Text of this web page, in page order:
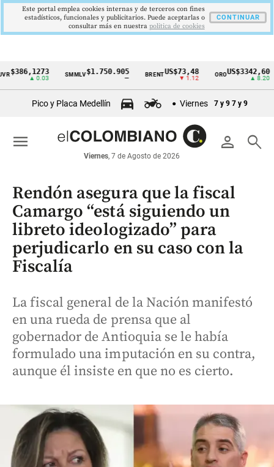
Cintillo
económicos
Colombia
▲ 0.03
SMMLV $1.750.905 BRENT US$73,48
▼ 1.12
ORO US$3342,60
▲ 8.20
Pico y Placa Medellín Viernes 7 y 9 7 y 9
person search
Viernes, 7 de Agosto de 2026
menu
Rendón asegura que la fiscal
Camargo “está siguiendo un
libreto ideologizado” para
perjudicarlo en su caso con la
Fiscalía
La fiscal general de la Nación manifestó
en una rueda de prensa que al
gobernador de Antioquia se le había
formulado una imputación en su contra,
aunque él insiste en que no es cierto.
Este portal emplea cookies internas y de terceros con fines
estadísticos, funcionales y publicitarios. Puede aceptarlas o
consultar más en nuestra politica de cookies
CONTINUAR